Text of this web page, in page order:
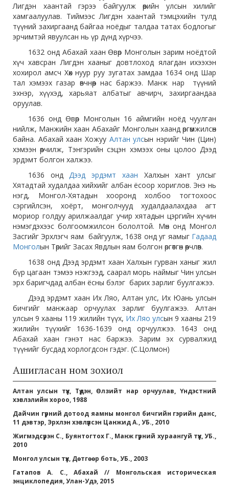
Лигдэн хаантай гэрээ байгуулж өөрийн улсын хилийг
хамгаалуулав. Тиймээс Лигдэн хаантай тэмцэхийн тулд
түүний захиргаанд байгаа ноёдыг талдаа татах бодлогыг
эрчимтэй явуулсан нь үр дүнд хүрчээ.
1632 онд Абахай хаан Өвөр Монголын зарим ноёдтой
хүч хавсран Лигдэн хааныг довтлоход ялагдан ихээхэн
хохирол амсч Хөх нуур руу зугатах замдаа 1634 онд Шар
тал хэмээх газар өвчнөөр нас баржээ. Манж нар түүний
эхнэр, хүүхэд, харьяат албатыг авчирч, захиргаандаа
оруулав.
1636 онд Өвөр Монголын 16 аймгийн ноёд чуулган
нийлж, Манжийн хаан Абахайг Монголын хаанд өргөмжилсөн
байна. Абахай хаан Хожуу Алтан улсын нэрийг Чин (Цин)
хэмээн өөрчилж, Тэнгэрийн сэцэн хэмээх оны цолоо Дээд
эрдэмт болгон халжээ.
1636 ондДээд эрдэмт хаан Халхын хант улсыг
Хятадтай худалдаа хийхийг албан ёсоор хориглов. Энэ нь
нэгд, Монгол-Хятадын хооронд холбоо тогтохоос
сэргийлсэн, хоёрт, монголчууд худалдаалахдаа агт
мориор голдуу арилжаалдаг учир хятадын цэргийн хүчин
нэмэгдэхээс болгоомжилсон бололтой. Мөн онд Монгол
Засгийг Эрхлэгч яам байгуулж, 1638 онд уг яамыг Гадаад
Монголын Төрийг Засах Явдлын яам болгон өргөтгөн өөрчлөв.
1638 онд Дээд эрдэмт хаан Халхын гурван ханыг жил
бүр цагаан тэмээ нэжгээд, саарал морь наймыг Чин улсын
эрх баригчдад албан ёсны бэлэг барих зарлиг буулгажээ.
Дээд эрдэмт хаан Их Ляо, Алтан улс, Их Юань улсын
бичгийг манжаар орчуулах зарлиг буулгажээ. Алтан
улсын 9 хааны 119 жилийн түүх, Их Ляо улсын 9 хааны 219
жилийн түүхийг 1636-1639 онд орчуулжээ. 1643 онд
Абахай хаан гэнэт нас баржээ. Зарим эх сурвалжид
түүнийг бусдад хорлогдсон гэдэг. (С.Цолмон)
Ашигласан ном зохиол
Алтан улсын түүх, Түдэн, Өлзийт нар орчуулав, Үндэстний
хэвлэлийн хороо, 1988
Дайчин гүрний дотоод яамны монгол бичгийн гэрийн данс,
11 дэвтэр, Эрхлэн хэвлүүлсэн Цанжид А., УБ., 2010
Жигмэдсүрэн С., Буянтогтох Г., Манж гүрний хураангуй түүх, УБ.,
2010
Монгол улсын түүх, Дөтгөөр боть, УБ., 2003
Гатапов А. С., Абахай // Монгольская историческая
энциклопедия, Улан-Удэ, 2015